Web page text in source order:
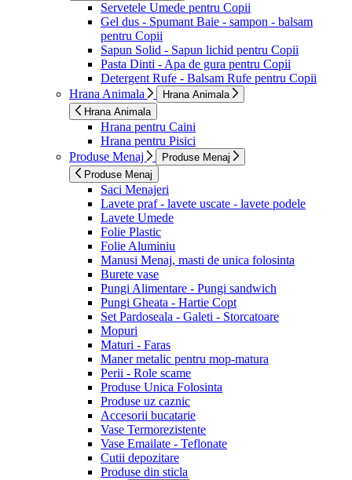
Servetele Umede pentru Copii
Gel dus - Spumant Baie - sampon - balsam
pentru Copii
Sapun Solid - Sapun lichid pentru Copii
Pasta Dinti - Apa de gura pentru Copii
Detergent Rufe - Balsam Rufe pentru Copii
Hrana Animala
Hrana Animala
Hrana Animala
Hrana pentru Caini
Hrana pentru Pisici
Produse Menaj
Produse Menaj
Produse Menaj
Saci Menajeri
Lavete praf - lavete uscate - lavete podele
Lavete Umede
Folie Plastic
Folie Aluminiu
Manusi Menaj, masti de unica folosinta
Burete vase
Pungi Alimentare - Pungi sandwich
Pungi Gheata - Hartie Copt
Set Pardoseala - Galeti - Storcatoare
Mopuri
Maturi - Faras
Maner metalic pentru mop-matura
Perii - Role scame
Produse Unica Folosinta
Produse uz caznic
Accesorii bucatarie
Vase Termorezistente
Vase Emailate - Teflonate
Cutii depozitare
Produse din sticla